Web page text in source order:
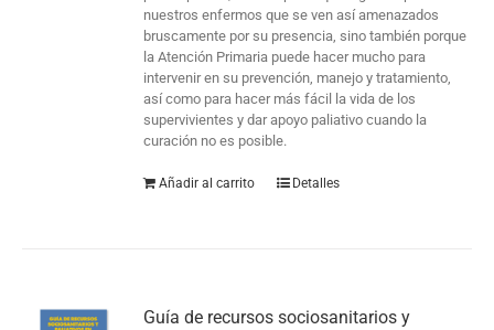
nuestros enfermos que se ven así amenazados
bruscamente por su presencia, sino también porque
la Atención Primaria puede hacer mucho para
intervenir en su prevención, manejo y tratamiento,
así como para hacer más fácil la vida de los
supervivientes y dar apoyo paliativo cuando la
curación no es posible.
Añadir al carrito Detalles
Guía de recursos sociosanitarios y